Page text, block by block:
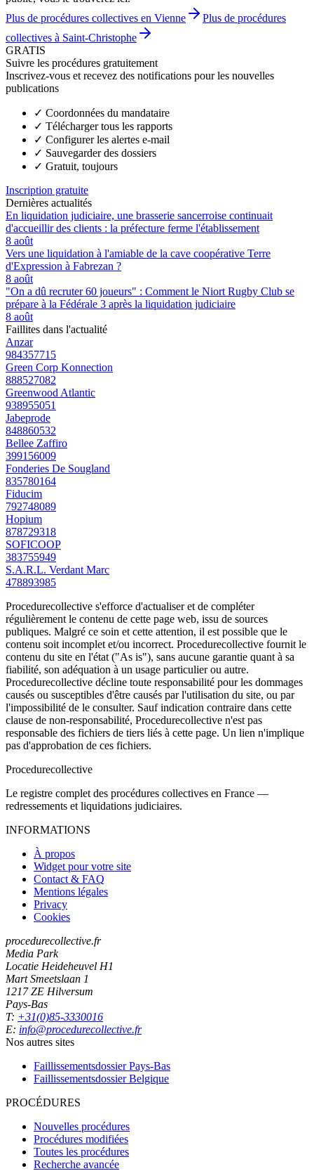
Plus de procédures collectives en Vienne
Plus de procédures
collectives à Saint-Christophe
GRATIS
Suivre les procédures gratuitement
Inscrivez-vous et recevez des notifications pour les nouvelles
publications
✓ Coordonnées du mandataire
✓ Télécharger tous les rapports
✓ Configurer les alertes e-mail
✓ Sauvegarder des dossiers
✓ Gratuit, toujours
Inscription gratuite
Dernières actualités
En liquidation judiciaire, une brasserie sancerroise continuait
d'accueillir des clients : la préfecture ferme l'établissement
8 août
Vers une liquidation à l'amiable de la cave coopérative Terre
d'Expression à Fabrezan ?
8 août
"On a dû recruter 60 joueurs" : Comment le Niort Rugby Club se
prépare à la Fédérale 3 après la liquidation judiciaire
8 août
Faillites dans l'actualité
Anzar
984357715
Green Corp Konnection
888527082
Greenwood Atlantic
938955051
Jabeprode
848860532
Bellee Zaffiro
399156009
Fonderies De Sougland
835780164
Fiducim
792748089
Hopium
878729318
SOFICOOP
383755949
S.A.R.L. Verdant Marc
478893985
Procedurecollective s'efforce d'actualiser et de compléter
régulièrement le contenu de cette page web, issu de sources
publiques. Malgré ce soin et cette attention, il est possible que le
contenu soit incomplet et/ou incorrect. Procedurecollective fournit le
contenu du site en l'état ("As is"), sans aucune garantie quant à sa
fiabilité, son adéquation à un usage particulier ou autre.
Procedurecollective décline toute responsabilité pour les dommages
causés ou susceptibles d'être causés par l'utilisation du site, ou par
l'impossibilité de le consulter. Sauf indication contraire dans cette
clause de non-responsabilité, Procedurecollective n'est pas
responsable des fichiers de tiers liés à cette page. Un lien n'implique
pas d'approbation de ces fichiers.
Procedurecollective
Le registre complet des procédures collectives en France —
redressements et liquidations judiciaires.
INFORMATIONS
À propos
Widget pour votre site
Contact & FAQ
Mentions légales
Privacy
Cookies
procedurecollective.fr
Media Park
Locatie Heideheuvel H1
Mart Smeetslaan 1
1217 ZE Hilversum
Pays-Bas
T: +31(0)85-3330016
E: info@procedurecollective.fr
Nos autres sites
Faillissementsdossier Pays-Bas
Faillissementsdossier Belgique
PROCÉDURES
Nouvelles procédures
Procédures modifiées
Toutes les procédures
Recherche avancée